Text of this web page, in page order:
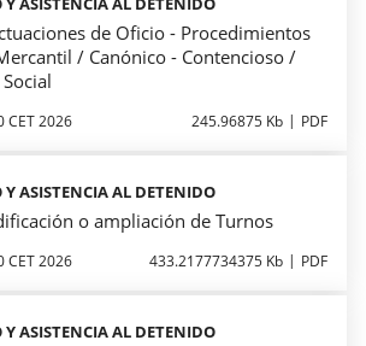
de Oficio - Procedimientos
/ Canónico - Contencioso /
CET 2026 245.96875 Kb PDF
ASISTENCIA AL DETENIDO
o ampliación de Turnos
CET 2026 433.2177734375 Kb PDF
ASISTENCIA AL DETENIDO